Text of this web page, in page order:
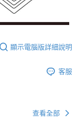
顯示電腦版詳細說明
客服
查看全部